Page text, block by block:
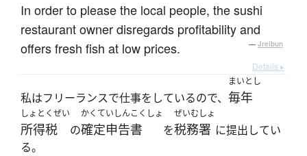
In order to please the local people, the sushi
restaurant owner disregards profitability and
offers fresh fish at low prices.
— Jreibun
Details ▸
私はフリーランスで仕事をしているので、
まいとし
毎年
しょとくぜい
所得税 の
かくていしんこくしょ
確定申告書 を
ぜいむしょ
税務署 に提出してい
る。